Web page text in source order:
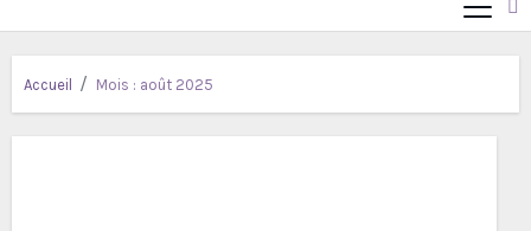
Accueil Mois : août 2025